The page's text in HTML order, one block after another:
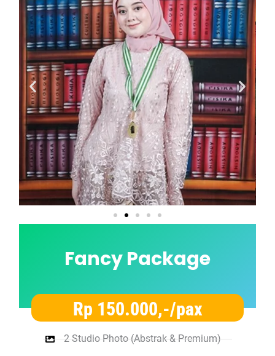
Fancy Package
Rp 150.000,-/pax
2 Studio Photo (Abstrak & Premium)